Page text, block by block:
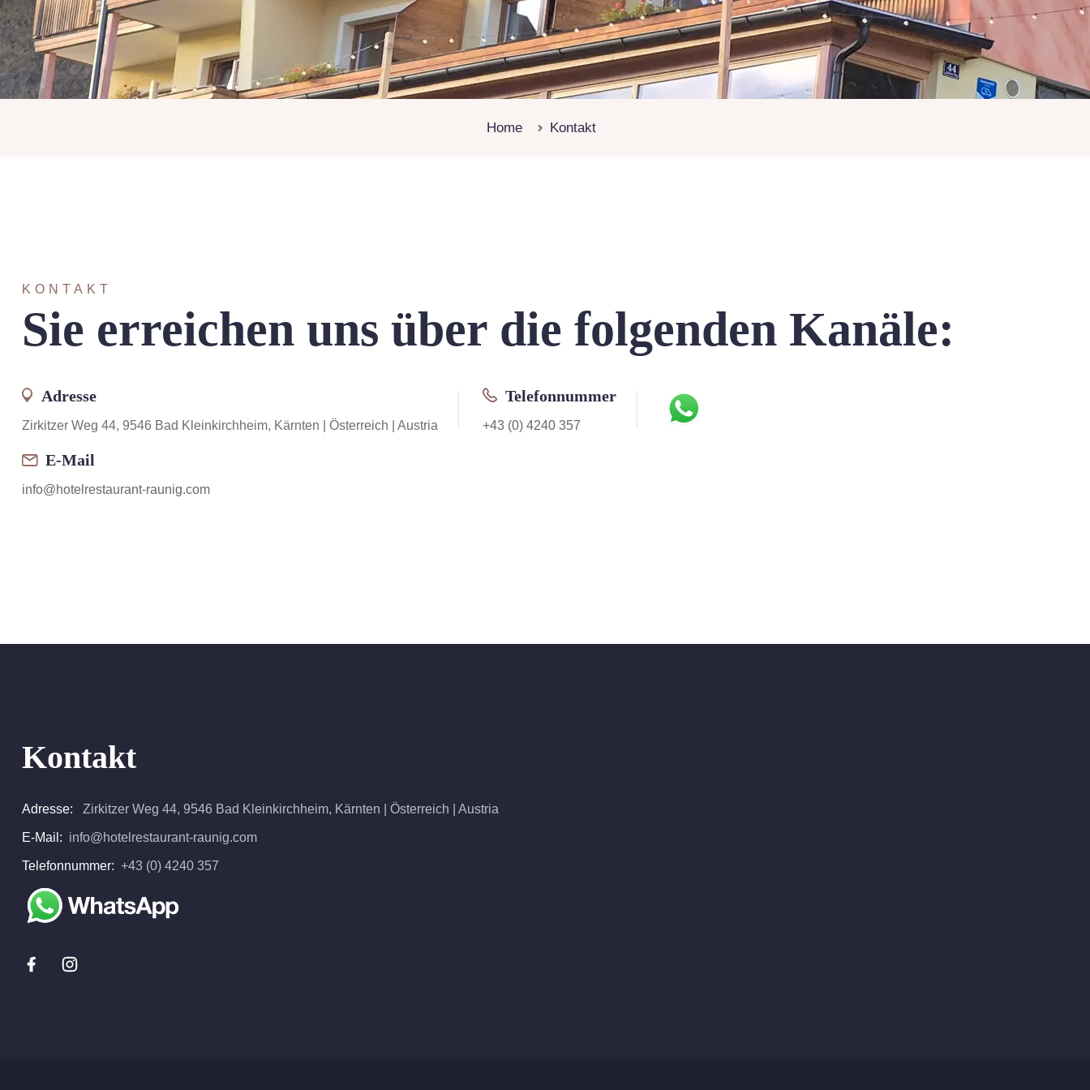
Home Kontakt
KONTAKT
Sie erreichen uns über die folgenden Kanäle:
Adresse
Zirkitzer Weg 44, 9546 Bad Kleinkirchheim, Kärnten | Österreich | Austria
Telefonnummer
+43 (0) 4240 357
E-Mail
info@hotelrestaurant-raunig.com
Kontakt
Adresse: Zirkitzer Weg 44, 9546 Bad Kleinkirchheim, Kärnten | Österreich | Austria
E-Mail: info@hotelrestaurant-raunig.com
Telefonnummer: +43 (0) 4240 357